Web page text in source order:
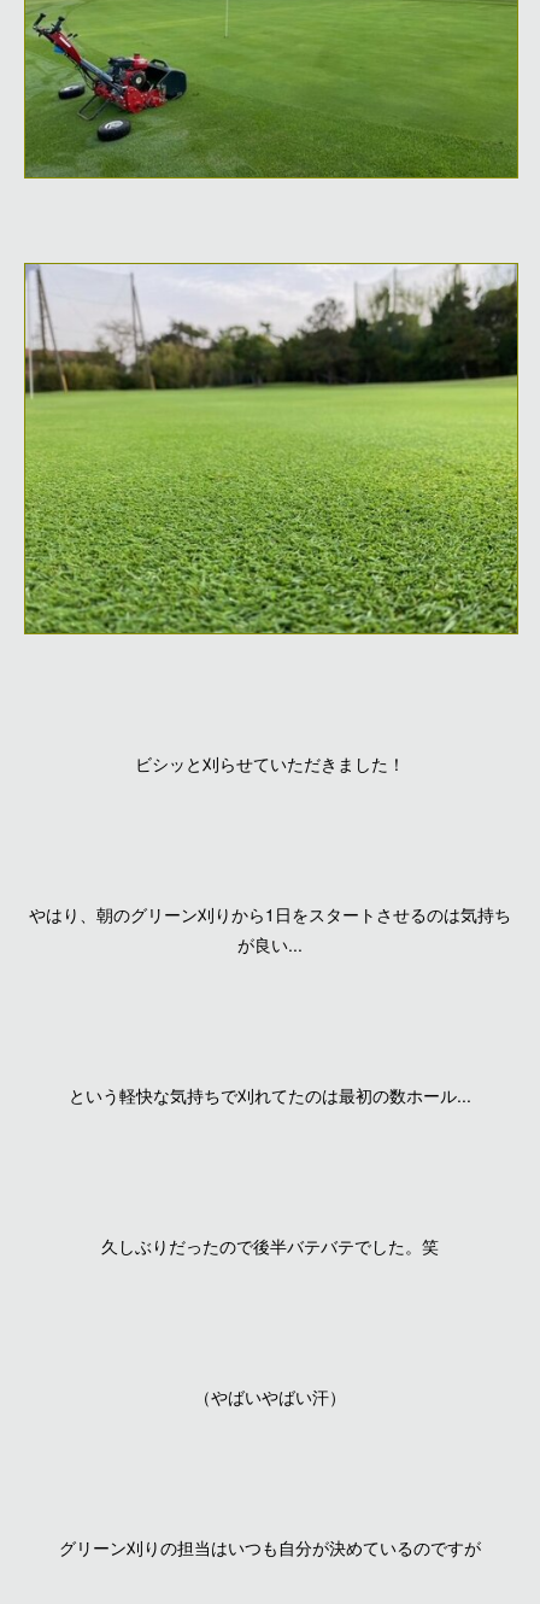
ビシッと刈らせていただきました！
やはり、朝のグリーン刈りから1日をスタートさせるのは気持ち
が良い...
という軽快な気持ちで刈れてたのは最初の数ホール...
久しぶりだったので後半バテバテでした。笑
（やばいやばい汗）
グリーン刈りの担当はいつも自分が決めているのですが